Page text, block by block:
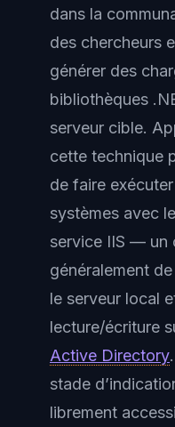
dans la
des chercheurs
générer des
bibliothèques
serveur cible.
cette technique
de faire
systèmes avec
service IIS — un
généralement
le serveur local
lecture/écriture
Active Directory
stade
librement